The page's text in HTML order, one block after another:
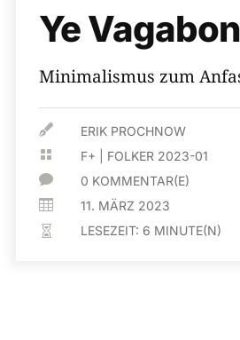
Ye
Minimalismus zum
 ERIK PROCHNOW
 F+ FOLKER 2023-01
 0 KOMMENTAR(E)
 11. MÄRZ 2023
 LESEZEIT: 6 MINUTE(N)